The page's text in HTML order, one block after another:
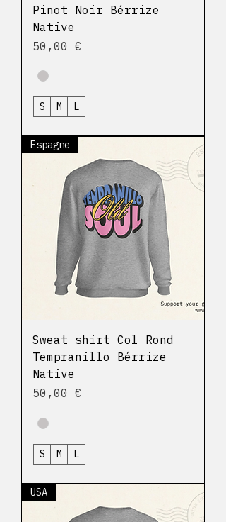
Pinot Noir Bérrize
Native
Prix
50,00 €
S M L
Espagne
Sweat shirt Col Rond
Tempranillo Bérrize
Native
Prix
50,00 €
S M L
USA